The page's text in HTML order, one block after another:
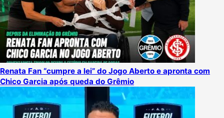
Renata Fan “cumpre a lei” do Jogo Aberto e apronta com
Chico Garcia após queda do Grêmio